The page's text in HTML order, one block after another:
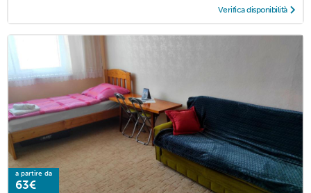
Verifica disponibilità
a partire da
63€